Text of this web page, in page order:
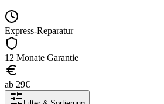
Express-Reparatur
12 Monate Garantie
ab 29€